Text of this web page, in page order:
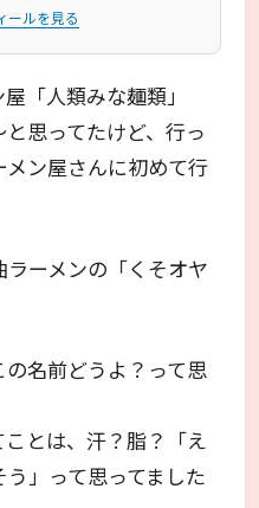
ールを見る
「人類みな麺類」
思ってたけど、行っ
ン屋さんに初めて行
ーメンの「くそオヤ
名前どうよ？って思
とは、汗？脂？「え
」って思ってました